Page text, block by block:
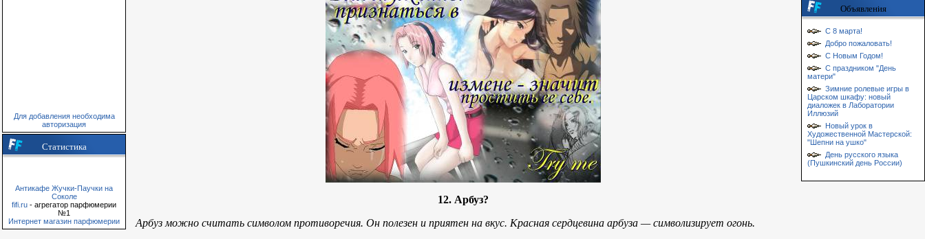
Для добавления необходима
авторизация
Статистика
Антикафе Жучки-Паучки на
Соколе
fifi.ru - агрегатор парфюмерии
№1
Интернет магазин парфюмерии
12. Арбуз?
Арбуз можно считать символом противоречия. Он полезен и приятен на вкус. Красная сердцевина арбуза — символизирует огонь.
Объявления
С 8 марта!
Добро пожаловать!
С Новым Годом!
С праздником "День
матери"
Зимние ролевые игры в
Царском шкафу: новый
диаложек в Лаборатории
Иллюзий
Новый урок в
Художественной Мастерской:
"Шепни на ушко"
День русского языка
(Пушкинский день России)